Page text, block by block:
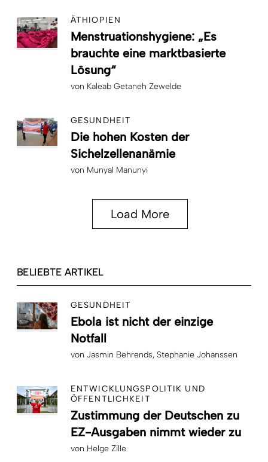
ÄTHIOPIEN
Menstruationshygiene: „Es
brauchte eine marktbasierte
Lösung“
von Kaleab Getaneh Zewelde
GESUNDHEIT
Die hohen Kosten der
Sichelzellenanämie
von Munyal Manunyi
Load More
BELIEBTE ARTIKEL
GESUNDHEIT
Ebola ist nicht der einzige
Notfall
von Jasmin Behrends Stephanie Johanssen
ENTWICKLUNGSPOLITIK UND
ÖFFENTLICHKEIT
Zustimmung der Deutschen zu
EZ-Ausgaben nimmt wieder zu
von Helge Zille